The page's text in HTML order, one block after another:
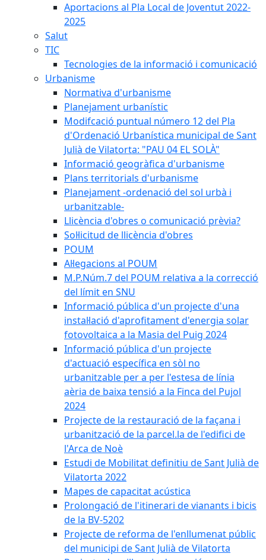
Aportacions al Pla Local de Joventut 2022-
2025
Salut
TIC
Tecnologies de la informació i comunicació
Urbanisme
Normativa d'urbanisme
Planejament urbanístic
Modifcació puntual número 12 del Pla
d'Ordenació Urbanística municipal de Sant
Julià de Vilatorta: "PAU 04 EL SOLÀ"
Informació geogràfica d'urbanisme
Plans territorials d'urbanisme
Planejament -ordenació del sol urbà i
urbanitzable-
Llicència d'obres o comunicació prèvia?
Sol·licitud de llicència d'obres
POUM
Al·legacions al POUM
M.P.Núm.7 del POUM relativa a la correcció
del límit en SNU
Informació pública d'un projecte d'una
instal·lació d'aprofitament d'energia solar
fotovoltaica a la Masia del Puig 2024
Informació pública d'un projecte
d'actuació específica en sòl no
urbanitzable per a per l'estesa de línia
aèria de baixa tensió a la Finca del Pujol
2024
Projecte de la restauració de la façana i
urbanització de la parcel.la de l'edifici de
l'Arca de Noè
Estudi de Mobilitat definitiu de Sant Julià de
Vilatorta 2022
Mapes de capacitat acústica
Prolongació de l'itinerari de vianants i bicis
de la BV-5202
Projecte de reforma de l'enllumenat públic
del municipi de Sant Julià de Vilatorta